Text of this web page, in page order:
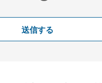
送信する